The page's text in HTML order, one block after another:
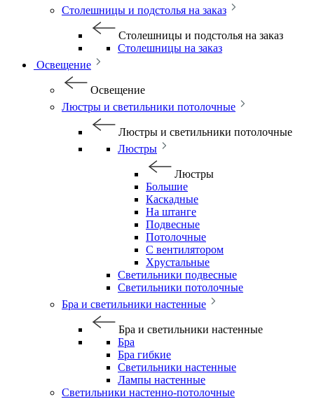
Столешницы и подстолья на заказ
Столешницы и подстолья на заказ
Столешницы на заказ
Освещение
Освещение
Люстры и светильники потолочные
Люстры и светильники потолочные
Люстры
Люстры
Большие
Каскадные
На штанге
Подвесные
Потолочные
С вентилятором
Хрустальные
Светильники подвесные
Светильники потолочные
Бра и светильники настенные
Бра и светильники настенные
Бра
Бра гибкие
Светильники настенные
Лампы настенные
Светильники настенно-потолочные